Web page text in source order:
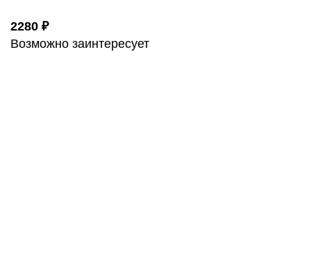
2280 ₽
Возможно заинтересует